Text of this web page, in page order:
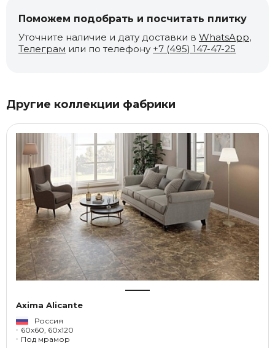
Поможем подобрать и посчитать плитку
Уточните наличие и дату доставки в WhatsApp,
Телеграм или по телефону +7 (495) 147-47-25
Другие коллекции фабрики
Axima Alicante
Россия
60x60, 60x120
Под мрамор